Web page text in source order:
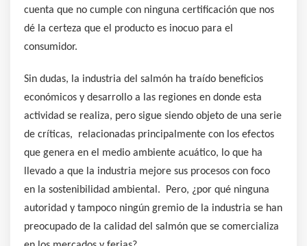
cuenta que no cumple con ninguna certificación que nos
dé la certeza que el producto es inocuo para el
consumidor.
Sin dudas, la industria del salmón ha traído beneficios
económicos y desarrollo a las regiones en donde esta
actividad se realiza, pero sigue siendo objeto de una serie
de críticas, relacionadas principalmente con los efectos
que genera en el medio ambiente acuático, lo que ha
llevado a que la industria mejore sus procesos con foco
en la sostenibilidad ambiental. Pero, ¿por qué ninguna
autoridad y tampoco ningún gremio de la industria se han
preocupado de la calidad del salmón que se comercializa